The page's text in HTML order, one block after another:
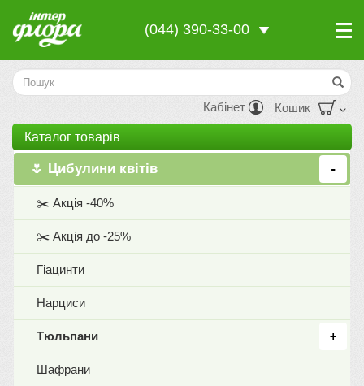
(044) 390-33-00
Кабінет Кошик
Каталог товарiв
🌷 Цибулини квітів
✂️ Акція -40%
✂️ Акція до -25%
Гіацинти
Нарциси
+
Тюльпани
Шафрани